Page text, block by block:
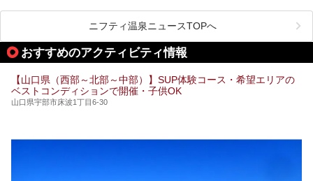
総工費はなんと約42億円。温泉だけでなく、交流できる施
設として整備され、まさに“温泉のテーマパーク”のようなス
ポットです。今回は、その魅力を3つの注目ポイントに分け
てご紹介します。
ニフティ温泉ニュースTOPへ
おすすめのアクティビティ情報
【山口県（西部～北部～中部）】SUP体験コース・希望エリアの
ベストコンディションで開催・子供OK
山口県宇部市床波1丁目6-30